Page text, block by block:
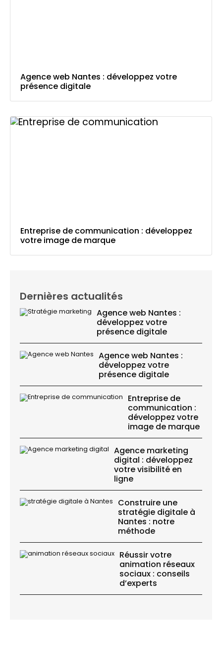
Agence web Nantes : développez votre
présence digitale
Entreprise de communication : développez
votre image de marque
Dernières actualités
Agence web Nantes :
développez votre
présence digitale
Agence web Nantes :
développez votre
présence digitale
Entreprise de
communication :
développez votre
image de marque
Agence marketing
digital : développez
votre visibilité en
ligne
Construire une
stratégie digitale à
Nantes : notre
méthode
Réussir votre
animation réseaux
sociaux : conseils
d’experts